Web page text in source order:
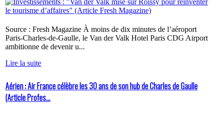
Source : Fresh Magazine À moins de dix minutes de l’aéroport
Paris-Charles-de-Gaulle, le Van der Valk Hotel Paris CDG Airport
ambitionne de devenir u...
Lire la suite
Aérien : Air France célèbre les 30 ans de son hub de Charles de Gaulle
(Article Profes...